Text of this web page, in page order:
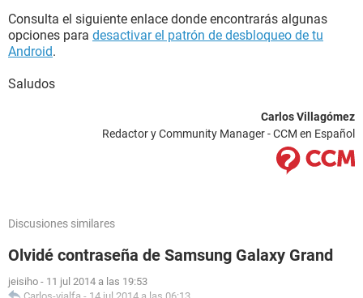
Consulta el siguiente enlace donde encontrarás algunas
opciones para desactivar el patrón de desbloqueo de tu
Android.
Saludos
Carlos Villagómez
Redactor y Community Manager - CCM en Español
Discusiones similares
Olvidé contraseña de Samsung Galaxy Grand
jeisiho - 11 jul 2014 a las 19:53